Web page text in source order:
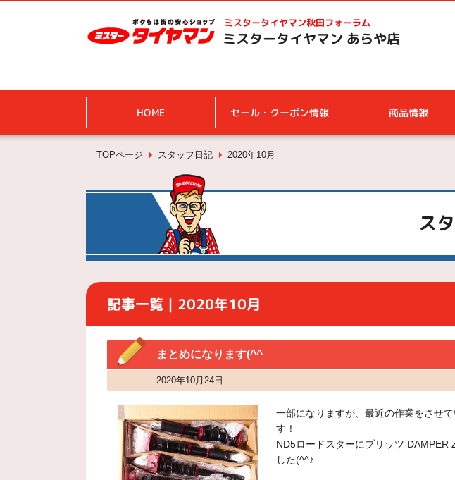
ミスタータイヤマン秋田フォーラム
ミスタータイヤマン あらや店
HOME セール・クーポン情報 商品情報
TOPページ スタッフ日記 2020年10月
ス
記事一覧｜2020年10月
まとめになります(^^
2020年10月24日
一部になりますが、最近の作業をさせ
す！
ND5ロードスターにブリッツ DAMPER
した(^^♪